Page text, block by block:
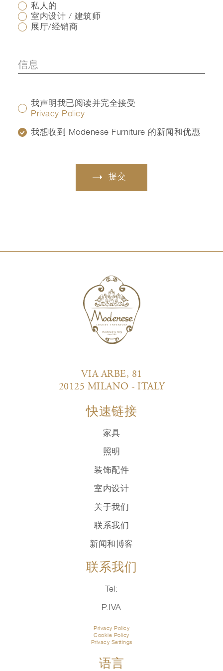
私人的
室内设计 / 建筑师
展厅/经销商
我声明我已阅读并完全接受
Privacy Policy
我想收到 Modenese Furniture 的新闻和优惠
提交
VIA ARBE, 81
20125 MILANO - ITALY
快速链接
家具
照明
装饰配件
室内设计
关于我们
联系我们
新闻和博客
联系我们
Tel:
P.IVA
Privacy Policy
Cookie Policy
Privacy Settings
语言